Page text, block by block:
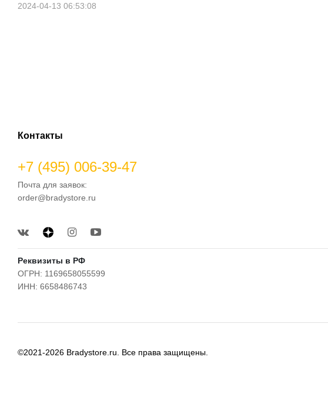
2024-04-13 06:53:08
Контакты
+7 (495) 006-39-47
Почта для заявок:
order@bradystore.ru
Реквизиты в РФ
ОГРН: 1169658055599
ИНН: 6658486743
©2021-2026 Bradystore.ru. Все права защищены.